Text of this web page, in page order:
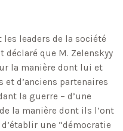
leaders de la société
déclaré que M. Zelenskyy
la manière dont lui et
et d’anciens partenaires
la guerre – d’une
la manière dont ils l’ont
une “démocratie